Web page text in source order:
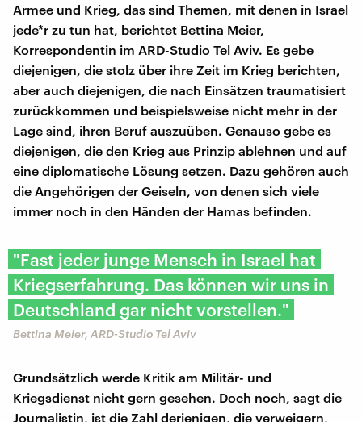
Armee und Krieg, das sind Themen, mit denen in Israel
jede*r zu tun hat, berichtet Bettina Meier,
Korrespondentin im ARD-Studio Tel Aviv. Es gebe
diejenigen, die stolz über ihre Zeit im Krieg berichten,
aber auch diejenigen, die nach Einsätzen traumatisiert
zurückkommen und beispielsweise nicht mehr in der
Lage sind, ihren Beruf auszuüben. Genauso gebe es
diejenigen, die den Krieg aus Prinzip ablehnen und auf
eine diplomatische Lösung setzen. Dazu gehören auch
die Angehörigen der Geiseln, von denen sich viele
immer noch in den Händen der Hamas befinden.
"Fast jeder junge Mensch in Israel hat
Kriegserfahrung. Das können wir uns in
Deutschland gar nicht vorstellen."
Bettina Meier, ARD-Studio Tel Aviv
Grundsätzlich werde Kritik am Militär- und
Kriegsdienst nicht gern gesehen. Doch noch, sagt die
Journalistin, ist die Zahl derjenigen, die verweigern,